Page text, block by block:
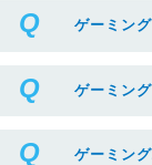
ゲーミン
ゲーミン
ゲーミン